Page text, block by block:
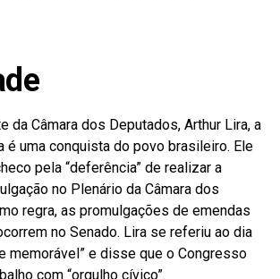
da Câmara dos Deputados, Arthur Lira, a
é uma conquista do povo brasileiro. Ele
pela “deferência” de realizar a
no Plenário da Câmara dos
regra, as promulgações de emendas
no Senado. Lira se referiu ao dia
memorável” e disse que o Congresso
com “orgulho cívico”.